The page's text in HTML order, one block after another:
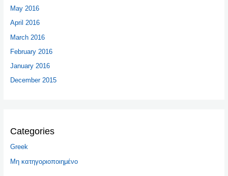
May 2016
April 2016
March 2016
February 2016
January 2016
December 2015
Categories
Greek
Μη κατηγοριοποιημένο